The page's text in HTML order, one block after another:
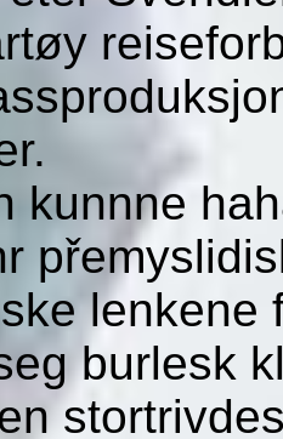
kunnne
lenkene
burlesk